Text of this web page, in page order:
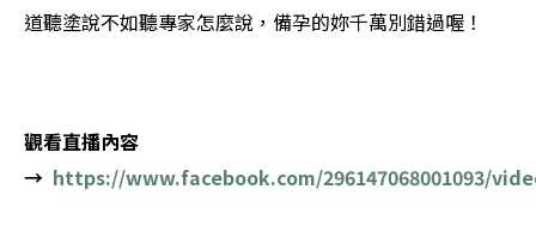
道聽塗說不如聽專家怎麼說，備孕的妳千萬別錯過喔！
觀看直播內容
→ https://www.facebook.com/296147068001093/